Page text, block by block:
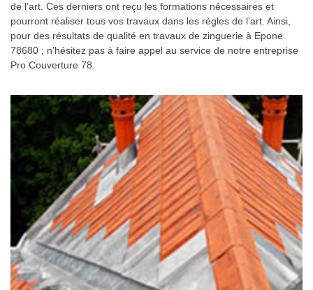
de l’art. Ces derniers ont reçu les formations nécessaires et
pourront réaliser tous vos travaux dans les règles de l’art. Ainsi,
pour des résultats de qualité en travaux de zinguerie à Epone
78680 ; n’hésitez pas à faire appel au service de notre entreprise
Pro Couverture 78.